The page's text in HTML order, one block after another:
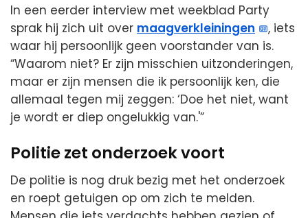
In een eerder interview met weekblad Party
sprak hij zich uit over maagverkleiningen
, iets
waar hij persoonlijk geen voorstander van is.
“Waarom niet? Er zijn misschien uitzonderingen,
maar er zijn mensen die ik persoonlijk ken, die
allemaal tegen mij zeggen: ‘Doe het niet, want
je wordt er diep ongelukkig van.'”
Politie zet onderzoek voort
De politie is nog druk bezig met het onderzoek
en roept getuigen op om zich te melden.